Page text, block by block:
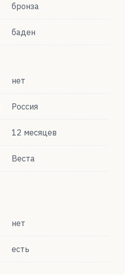
бронза
баден
нет
Россия
12 месяцев
Веста
нет
есть